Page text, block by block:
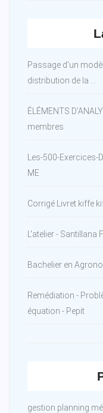
Passage d'un
distribution de la ...
ÉLÉMENTS
membres
Les-500-Exercices-
ME
Corrigé Livret kiffe
L'atelier - Santillana
Bachelier en
Remédiation -
équation - Pepit
gestion planning